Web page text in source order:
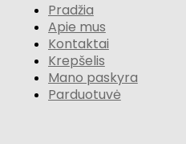
Pradžia
Apie mus
Kontaktai
Krepšelis
Mano paskyra
Parduotuvė